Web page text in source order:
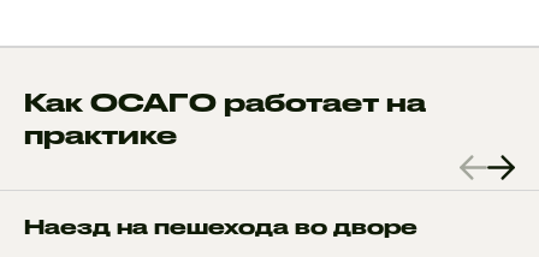
Как ОСАГО работает на
практике
Наезд на пешехода во дворе